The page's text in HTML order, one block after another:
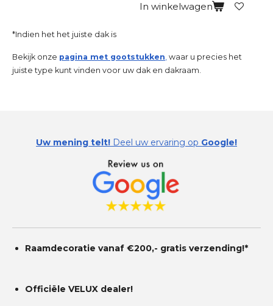
In winkelwagen
*Indien het het juiste dak is
Bekijk onze pagina met gootstukken waar u precies het
juiste type kunt vinden voor uw dak en dakraam.
Uw mening telt! Deel uw ervaring op Google!
Raamdecoratie vanaf €200,- gratis verzending!*
Officiële VELUX dealer!